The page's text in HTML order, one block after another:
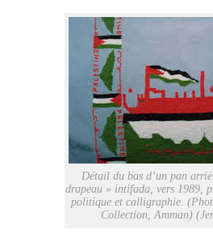
Détail du bas d’un pan
drapeau » intifada, vers 1989,
politique et calligraphie.
Collection, Amman)